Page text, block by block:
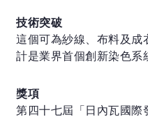
技術突破
這個可為紗線、布料及成
計是業界首個創新染色系
獎項
第四十七屆「日內瓦國